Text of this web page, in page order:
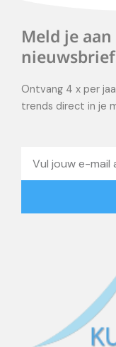
Meld je
nieuwsbrief
Ontvang 4 x per
trends direct in je